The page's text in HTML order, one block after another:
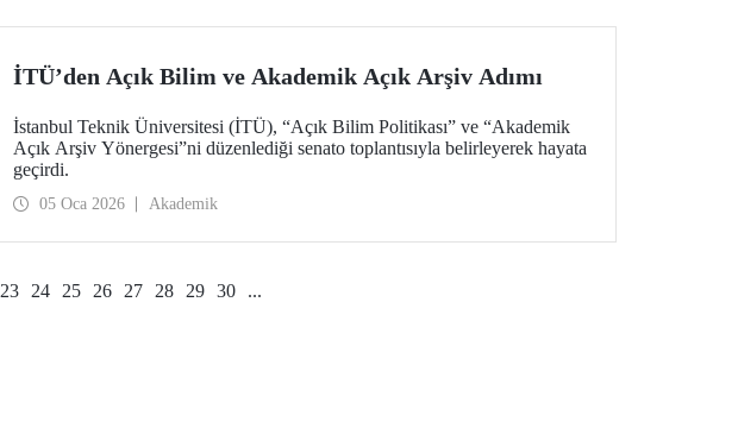
İTÜ’den Açık Bilim ve Akademik Açık Arşiv Adımı
İstanbul Teknik Üniversitesi (İTÜ), “Açık Bilim Politikası” ve “Akademik
Açık Arşiv Yönergesi”ni düzenlediği senato toplantısıyla belirleyerek hayata
geçirdi.
05 Oca 2026 Akademik
23 24 25 26 27 28 29 30 ...